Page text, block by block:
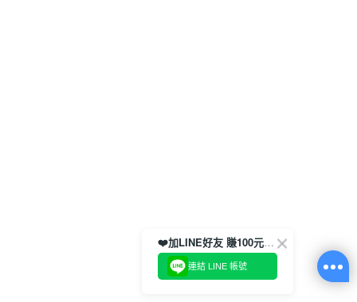
❤️加LINE好友 賺100元券！
連結 LINE 帳號